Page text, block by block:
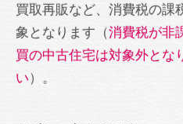
買取再販など、消費税の課
象となります（消費税が非
買の中古住宅は対象外とな
い）。